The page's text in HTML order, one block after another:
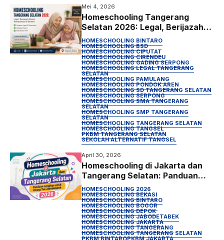
Mei 4, 2026
Homeschooling Tangerang
Selatan 2026: Legal, Berijazah
Resmi, Kampusnya di Bintaro
HOMESCHOOLING BINTARO
HOMESCHOOLING BSD
HOMESCHOOLING CIPUTAT
HOMESCHOOLING CIRENDEU
HOMESCHOOLING GADING SERPONG
HOMESCHOOLING LEGAL TANGERANG
SELATAN
HOMESCHOOLING PAMULANG
HOMESCHOOLING PONDOK AREN
HOMESCHOOLING SD TANGERANG SELATAN
HOMESCHOOLING SERPONG
HOMESCHOOLING SMA TANGERANG
SELATAN
HOMESCHOOLING SMP TANGERANG
SELATAN
HOMESCHOOLING TANGERANG SELATAN
HOMESCHOOLING TANGSEL
PKBM TANGERANG SELATAN
SEKOLAH ALTERNATIF TANGSEL
April 30, 2026
Homeschooling di Jakarta dan
Tangerang Selatan: Panduan
Lengkap untuk Orang Tua
Jabodetabek 2026
HOMESCHOOLING 2026
HOMESCHOOLING BEKASI
HOMESCHOOLING BINTARO
HOMESCHOOLING BOGOR
HOMESCHOOLING DEPOK
HOMESCHOOLING JABODETABEK
HOMESCHOOLING JAKARTA
HOMESCHOOLING TANGERANG
HOMESCHOOLING TANGERANG SELATAN
PKBM BINTAROPKBM JAKARTA